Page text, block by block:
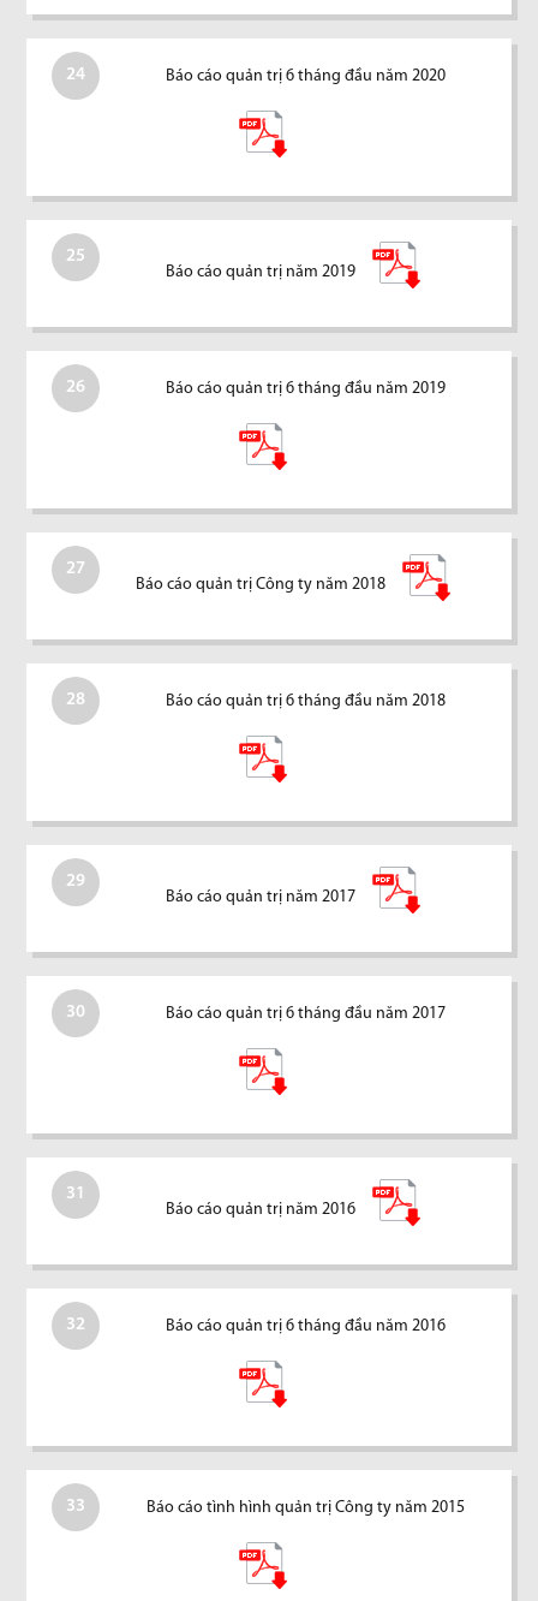
24 Báo cáo quản trị 6 tháng đầu năm 2020
25
Báo cáo quản trị năm 2019
26 Báo cáo quản trị 6 tháng đầu năm 2019
27
Báo cáo quản trị Công ty năm 2018
28 Báo cáo quản trị 6 tháng đầu năm 2018
29
Báo cáo quản trị năm 2017
30 Báo cáo quản trị 6 tháng đầu năm 2017
31
Báo cáo quản trị năm 2016
32 Báo cáo quản trị 6 tháng đầu năm 2016
33 Báo cáo tình hình quản trị Công ty năm 2015